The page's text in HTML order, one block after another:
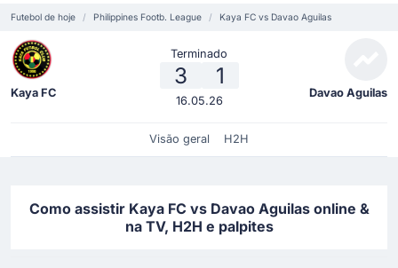
Futebol de hoje Philippines Footb. League Kaya FC vs Davao Aguilas
Kaya FC
Terminado
3 1
16.05.26
Davao Aguilas
Visão geral H2H
Como assistir Kaya FC vs Davao Aguilas online &
na TV, H2H e palpites